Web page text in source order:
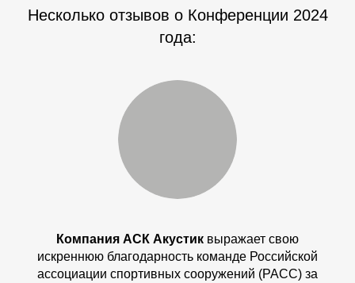
Несколько отзывов о Конференции 2024
года:
Компания АСК Акустик выражает свою
искреннюю благодарность команде Российской
ассоциации спортивных сооружений (РАСС) за